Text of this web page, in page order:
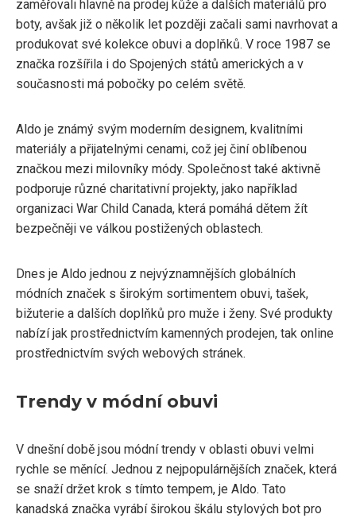
zaměřovali hlavně na prodej kůže a dalších materiálů pro
boty, avšak již o několik let později začali sami navrhovat a
produkovat své kolekce obuvi a doplňků. V roce 1987 se
značka rozšířila i do Spojených států amerických a v
současnosti má pobočky po celém světě.
Aldo je známý svým moderním designem, kvalitními
materiály a přijatelnými cenami, což jej činí oblíbenou
značkou mezi milovníky módy. Společnost také aktivně
podporuje různé charitativní projekty, jako například
organizaci War Child Canada, která pomáhá dětem žít
bezpečněji ve válkou postižených oblastech.
Dnes je Aldo jednou z nejvýznamnějších globálních
módních značek s širokým sortimentem obuvi, tašek,
bižuterie a dalších doplňků pro muže i ženy. Své produkty
nabízí jak prostřednictvím kamenných prodejen, tak online
prostřednictvím svých webových stránek.
Trendy v módní obuvi
V dnešní době jsou módní trendy v oblasti obuvi velmi
rychle se měnící. Jednou z nejpopulárnějších značek, která
se snaží držet krok s tímto tempem, je Aldo. Tato
kanadská značka vyrábí širokou škálu stylových bot pro